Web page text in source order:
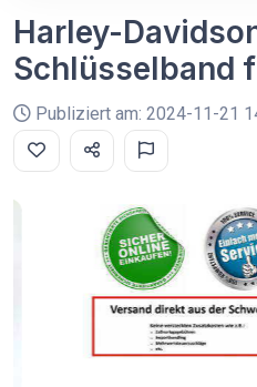
Harley-
Schlüsselband
Publiziert am: 2024-11-21